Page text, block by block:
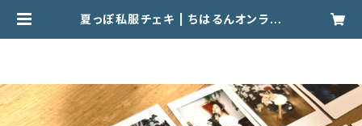
夏っぽ私服チェキ | ちはるんオンライ